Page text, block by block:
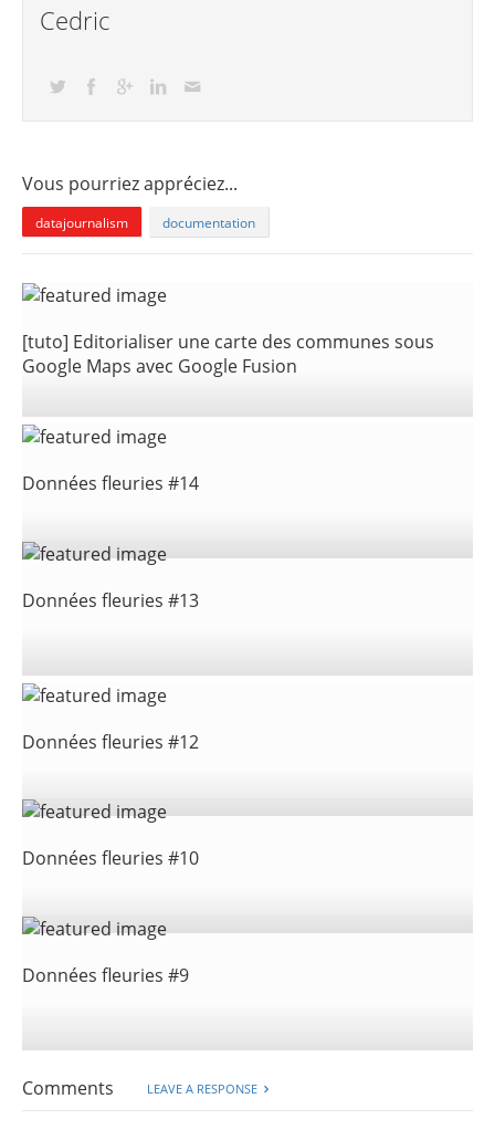
Cedric
Vous pourriez appréciez...
datajournalism documentation
[tuto] Editorialiser une carte des communes sous
Google Maps avec Google Fusion
Données fleuries #14
Données fleuries #13
Données fleuries #12
Données fleuries #10
Données fleuries #9
Comments LEAVE A RESPONSE